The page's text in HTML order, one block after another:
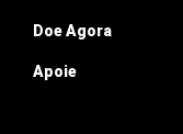
Doe Agora
Apoie